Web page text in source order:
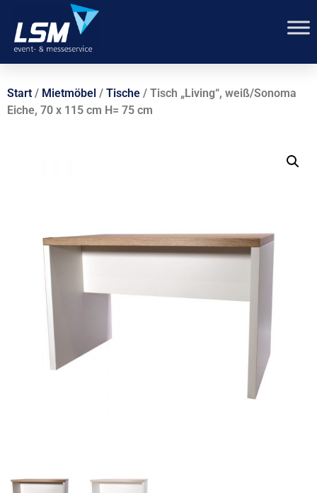
Start / Mietmöbel / Tische / Tisch „Living“, weiß/Sonoma
Eiche, 70 x 115 cm H= 75 cm